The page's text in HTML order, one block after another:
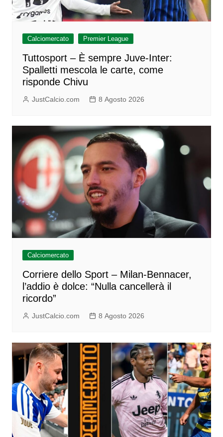
Calciomercato Premier League
Tuttosport – È sempre Juve-Inter:
Spalletti mescola le carte, come
risponde Chivu
JustCalcio.com 8 Agosto 2026
Calciomercato
Corriere dello Sport – Milan-Bennacer,
l’addio è dolce: “Nulla cancellerà il
ricordo”
JustCalcio.com 8 Agosto 2026